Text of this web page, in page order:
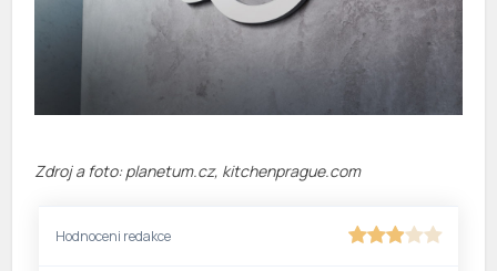
Zdroj a foto: planetum.cz, kitchenprague.com
Hodnoceni redakce